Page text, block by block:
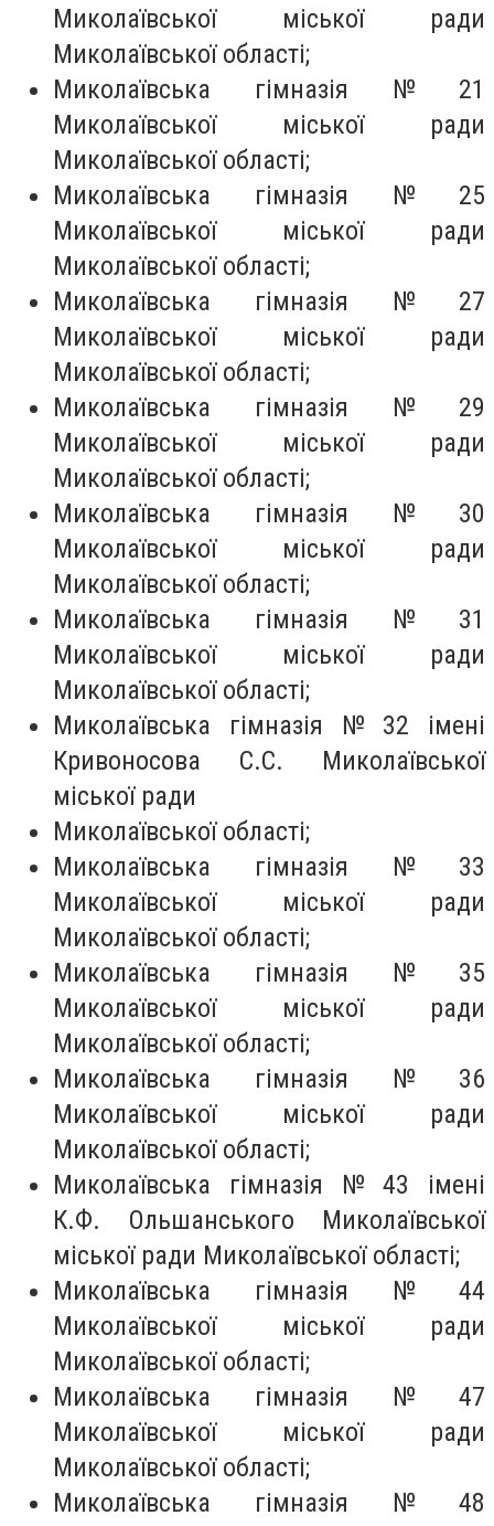
Миколаївської міської ради
Миколаївської області;
Миколаївська гімназія № 21
Миколаївської міської ради
Миколаївської області;
Миколаївська гімназія № 25
Миколаївської міської ради
Миколаївської області;
Миколаївська гімназія № 27
Миколаївської міської ради
Миколаївської області;
Миколаївська гімназія № 29
Миколаївської міської ради
Миколаївської області;
Миколаївська гімназія № 30
Миколаївської міської ради
Миколаївської області;
Миколаївська гімназія № 31
Миколаївської міської ради
Миколаївської області;
Миколаївська гімназія № 32 імені
Кривоносова С.С. Миколаївської
міської ради
Миколаївської області;
Миколаївська гімназія № 33
Миколаївської міської ради
Миколаївської області;
Миколаївська гімназія № 35
Миколаївської міської ради
Миколаївської області;
Миколаївська гімназія № 36
Миколаївської міської ради
Миколаївської області;
Миколаївська гімназія № 43 імені
К.Ф. Ольшанського Миколаївської
міської ради Миколаївської області;
Миколаївська гімназія № 44
Миколаївської міської ради
Миколаївської області;
Миколаївська гімназія № 47
Миколаївської міської ради
Миколаївської області;
Миколаївська гімназія № 48